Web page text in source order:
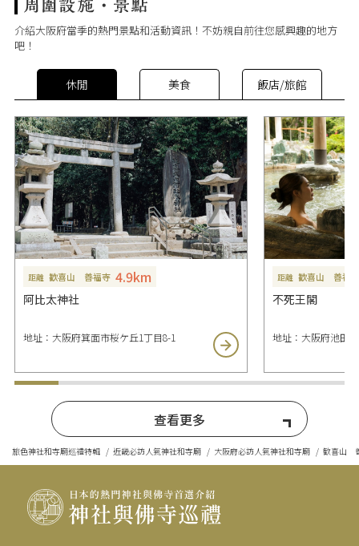
介紹大阪府當季的熱門景點和活動資訊！不妨親自前往您感興趣的地方
吧！
休閒 美食 飯店/旅館
距離 歓喜山 善福寺 4.9km
阿比太神社
地址：大阪府箕面市桜ケ丘1丁目8-1
距離 歓喜山 善福寺
不死王閣
地址：大阪府池田
查看更多
旅色神社和寺廟巡禮特輯 近畿必訪人氣神社和寺廟 大阪府必訪人氣神社和寺廟 歓喜山